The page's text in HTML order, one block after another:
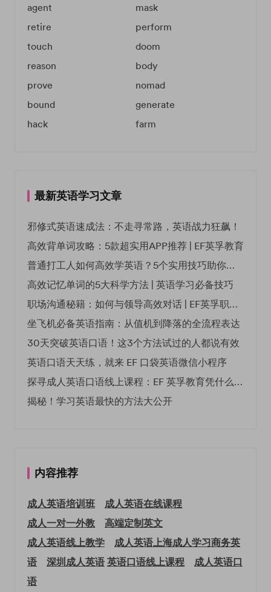
agent
mask
retire
perform
touch
doom
reason
body
prove
nomad
bound
generate
hack
farm
最新英语学习文章
邪修式英语速成法：不走寻常路，英语战力狂飙！
高效背单词攻略：5款超实用APP推荐 | EF英孚教育
普通打工人如何高效学英语？5个实用技巧助你突破职场瓶颈
高效记忆单词的5大科学方法 | 英语学习必备技巧
职场沟通秘籍：如何与领导高效对话 | EF英孚职场指南
坐飞机必备英语指南：从值机到降落的全流程表达
30天突破英语口语！这3个方法试过的人都说有效
英语口语天天练，就来 EF 口袋英语微信小程序
探寻成人英语口语线上课程：EF 英孚教育凭什么领航
揭秘！学习英语最快的方法大公开
内容推荐
成人英语培训班
成人英语在线课程
成人一对一外教
高端定制英文
成人英语线上教学
成人英语上海成人学习商务英
语
深圳成人英语英语口语线上课程
成人英语口
语